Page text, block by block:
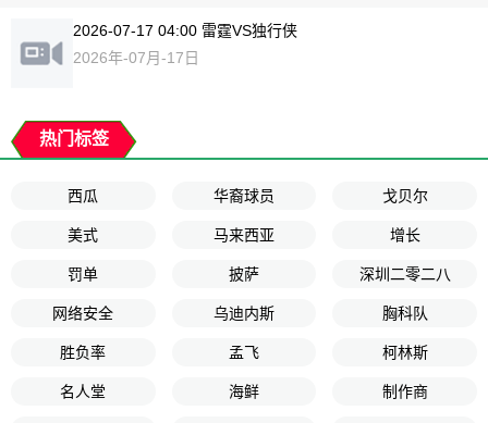
2026-07-17 04:00 雷霆VS独行侠
2026年-07月-17日
热门标签
西瓜 华裔球员 戈贝尔
美式 马来西亚 增长
罚单 披萨 深圳二零二八
网络安全 乌迪内斯 胸科队
胜负率 孟飞 柯林斯
名人堂 海鲜 制作商